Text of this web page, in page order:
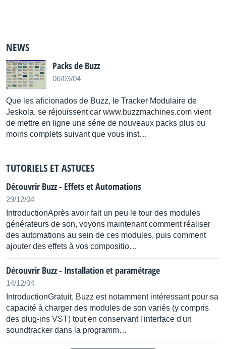
NEWS
Packs de Buzz
06/03/04
Que les aficionados de Buzz, le Tracker Modulaire de
Jeskola, se réjouissent car www.buzzmachines.com vient
de mettre en ligne une série de nouveaux packs plus ou
moins complets suivant que vous inst…
TUTORIELS ET ASTUCES
Découvrir Buzz - Effets et Automations
29/12/04
IntroductionAprès avoir fait un peu le tour des modules
générateurs de son, voyons maintenant comment réaliser
des automations au sein de ces modules, puis comment
ajouter des effets à vos compositio…
Découvrir Buzz - Installation et paramétrage
14/12/04
IntroductionGratuit, Buzz est notamment intéressant pour sa
capacité à charger des modules de son variés (y compris
des plug-ins VST) tout en conservant l'interface d'un
soundtracker dans la programm…